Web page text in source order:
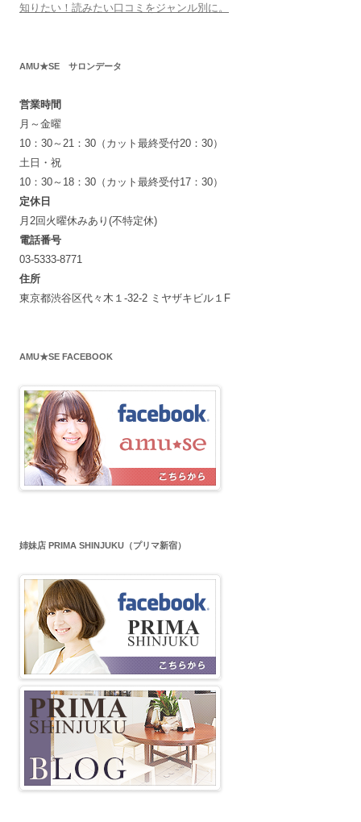
知りたい！読みたい口コミをジャンル別に。
AMU★SE サロンデータ
営業時間
月～金曜
10：30～21：30（カット最終受付20：30）
土日・祝
10：30～18：30（カット最終受付17：30）
定休日
月2回火曜休みあり(不特定休)
電話番号
03-5333-8771
住所
東京都渋谷区代々木１-32-2 ミヤザキビル１F
AMU★SE FACEBOOK
姉妹店 PRIMA SHINJUKU（プリマ新宿）